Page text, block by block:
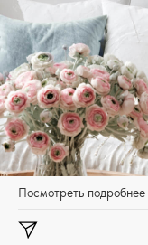
Посмотреть подробнее